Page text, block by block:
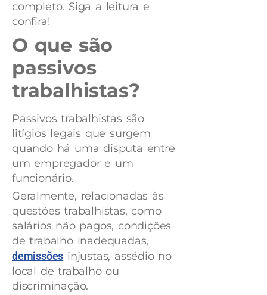
completo. Siga a leitura e
confira!
O que são
passivos
trabalhistas?
Passivos trabalhistas são
litígios legais que surgem
quando há uma disputa entre
um empregador e um
funcionário.
Geralmente, relacionadas às
questões trabalhistas, como
salários não pagos, condições
de trabalho inadequadas,
demissões injustas, assédio no
local de trabalho ou
discriminação.